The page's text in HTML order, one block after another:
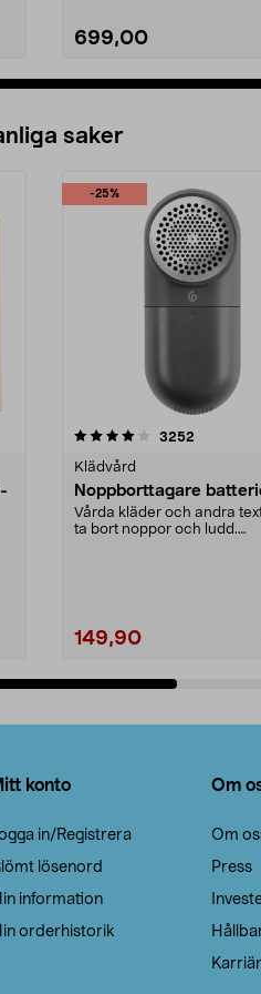
699,00
saker
-25%
3252
Klädvård
Noppborttagare
Vårda kläder och andra
ta bort noppor och ludd.
149,90
4.5av 5 stjärnor
konto
in/Registrera
lösenord
information
orderhistorik
Om
Om
Press
Karriär